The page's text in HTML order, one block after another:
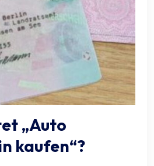
„Auto
kaufen“?